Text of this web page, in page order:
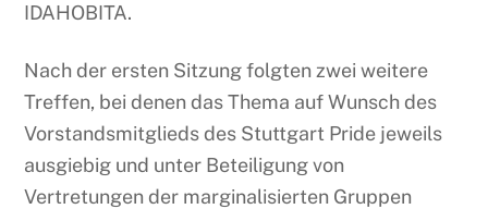
IDAHOBITA.
Nach der ersten Sitzung folgten zwei weitere
Treffen, bei denen das Thema auf Wunsch des
Vorstandsmitglieds des Stuttgart Pride jeweils
ausgiebig und unter Beteiligung von
Vertretungen der marginalisierten Gruppen